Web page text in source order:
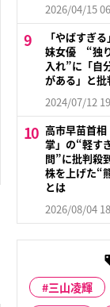
2026/04/15
「やばすぎ
妹女優 “独
入れ”に「自
がある」と批
2024/07/12
高市早苗首
掌」の“軽す
問”に批判殺
株を上げた“
とは
2026/08/04
三山凌輝